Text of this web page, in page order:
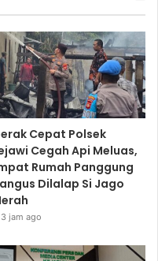
Cepat Polsek
Cegah Api Meluas,
Rumah Panggung
Dilalap Si Jago
3 jam ago